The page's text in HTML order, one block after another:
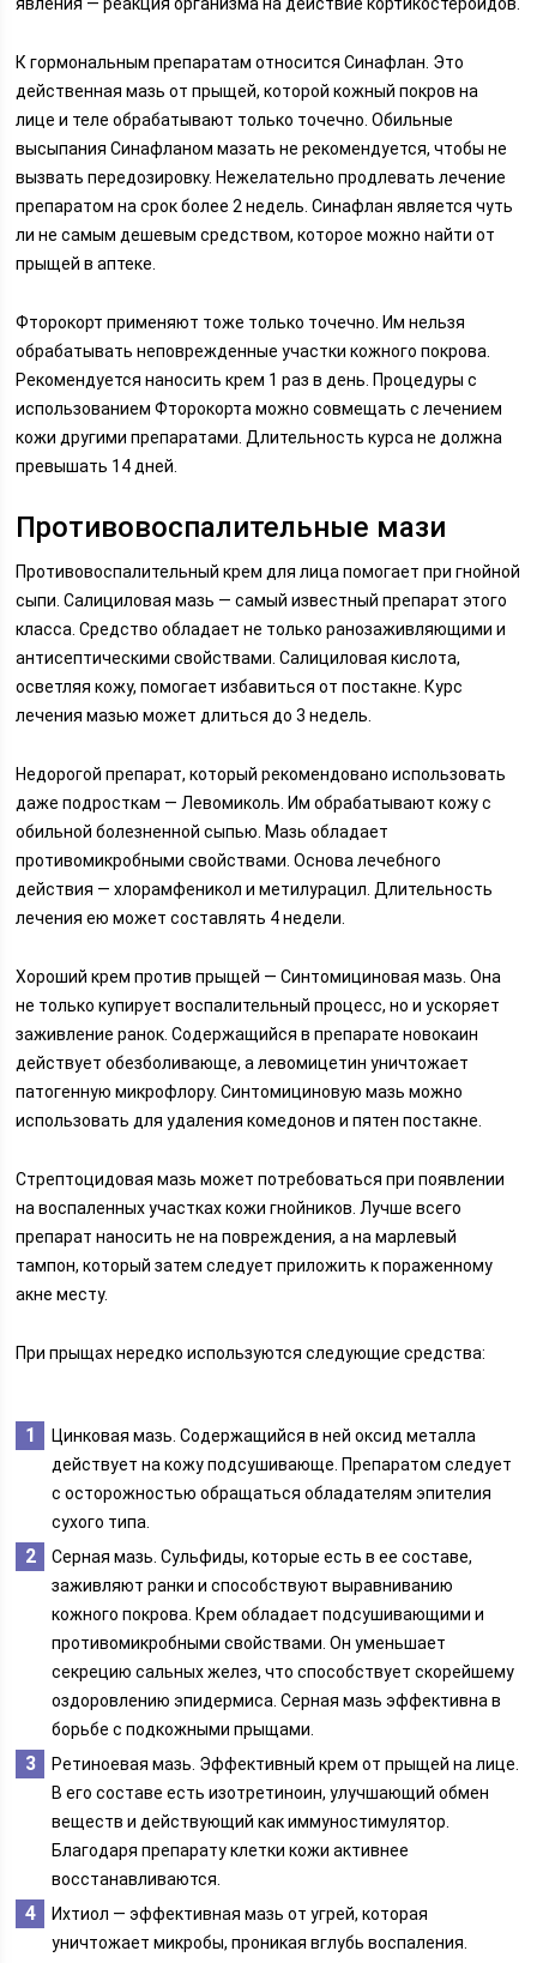
К гормональным препаратам относится Синафлан. Это
действенная мазь от прыщей, которой кожный покров на
лице и теле обрабатывают только точечно. Обильные
высыпания Синафланом мазать не рекомендуется, чтобы не
вызвать передозировку. Нежелательно продлевать лечение
препаратом на срок более 2 недель. Синафлан является чуть
ли не самым дешевым средством, которое можно найти от
прыщей в аптеке.
Фторокорт применяют тоже только точечно. Им нельзя
обрабатывать неповрежденные участки кожного покрова.
Рекомендуется наносить крем 1 раз в день. Процедуры с
использованием Фторокорта можно совмещать с лечением
кожи другими препаратами. Длительность курса не должна
превышать 14 дней.
Противовоспалительные мази
Противовоспалительный крем для лица помогает при гнойной
сыпи. Салициловая мазь — самый известный препарат этого
класса. Средство обладает не только ранозаживляющими и
антисептическими свойствами. Салициловая кислота,
осветляя кожу, помогает избавиться от постакне. Курс
лечения мазью может длиться до 3 недель.
Недорогой препарат, который рекомендовано использовать
даже подросткам — Левомиколь. Им обрабатывают кожу с
обильной болезненной сыпью. Мазь обладает
противомикробными свойствами. Основа лечебного
действия — хлорамфеникол и метилурацил. Длительность
лечения ею может составлять 4 недели.
Хороший крем против прыщей — Синтомициновая мазь. Она
не только купирует воспалительный процесс, но и ускоряет
заживление ранок. Содержащийся в препарате новокаин
действует обезболивающе, а левомицетин уничтожает
патогенную микрофлору. Синтомициновую мазь можно
использовать для удаления комедонов и пятен постакне.
Стрептоцидовая мазь может потребоваться при появлении
на воспаленных участках кожи гнойников. Лучше всего
препарат наносить не на повреждения, а на марлевый
тампон, который затем следует приложить к пораженному
акне месту.
При прыщах нередко используются следующие средства:
Цинковая мазь. Содержащийся в ней оксид металла
действует на кожу подсушивающе. Препаратом следует
с осторожностью обращаться обладателям эпителия
сухого типа.
Серная мазь. Сульфиды, которые есть в ее составе,
заживляют ранки и способствуют выравниванию
кожного покрова. Крем обладает подсушивающими и
противомикробными свойствами. Он уменьшает
секрецию сальных желез, что способствует скорейшему
оздоровлению эпидермиса. Серная мазь эффективна в
борьбе с подкожными прыщами.
Ретиноевая мазь. Эффективный крем от прыщей на лице.
В его составе есть изотретиноин, улучшающий обмен
веществ и действующий как иммуностимулятор.
Благодаря препарату клетки кожи активнее
восстанавливаются.
Ихтиол — эффективная мазь от угрей, которая
уничтожает микробы, проникая вглубь воспаления.